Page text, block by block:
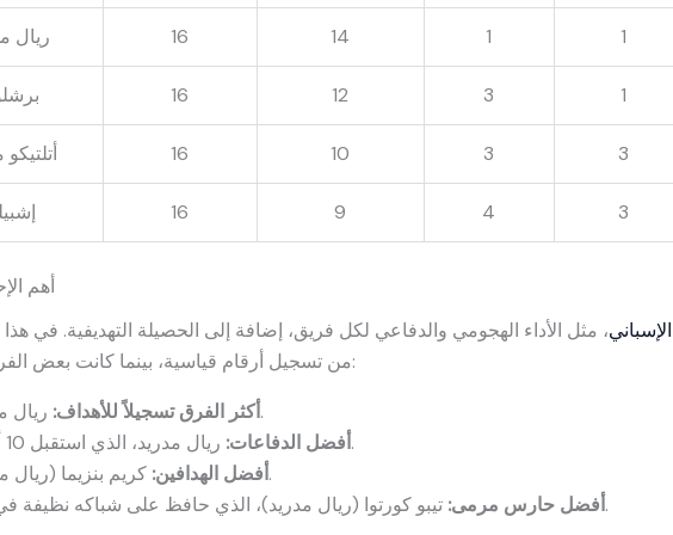
ريال 16 14 1 1
16 12 3 1
16 10 3 3
16 9 4 3
أهم
، مثل الأداء الهجومي والدفاعي لكل فريق، إضافة إلى الحصيلة التهديفية. في
من تسجيل أرقام قياسية، بينما كانت بعض الفرق أكثر تميزًا من حيث الدفاع:
أكثر الفرق تسجيلاً للأهداف:ريال مدريد، برصيد 42 هدفًا.
أفضل الدفاعات:ريال مدريد، الذي استقبل 10 أهداف فقط حتى الآن.
أفضل الهدافين:كريم بنزيما (ريال مدريد)، برصيد 15 هدفًا.
أفضل حارس مرمى:تيبو كورتوا (ريال مدريد)، الذي حافظ على شباكه نظيفة في العديد من المباريات.